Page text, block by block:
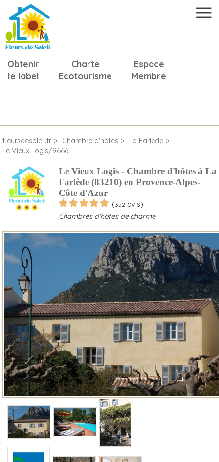
Obtenir
le label
Charte
Ecotourisme
Espace
Membre
fleursdesoleil.fr Chambre d'hôtes
La Farlède
Le Vieux Logis/9666
Le Vieux Logis - Chambre d'hôtes à La
Farlède (83210) en Provence-Alpes-
Côte d'Azur
(352 avis)
Chambres d'hôtes de charme